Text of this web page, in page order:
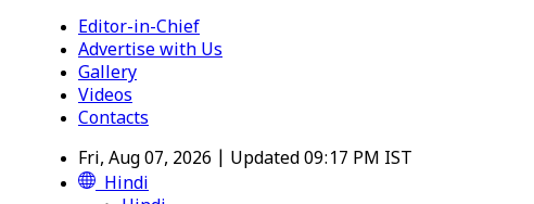
Editor-in-Chief
Advertise with Us
Gallery
Videos
Contacts
Fri, Aug 07, 2026 | Updated 09:17 PM IST
Hindi